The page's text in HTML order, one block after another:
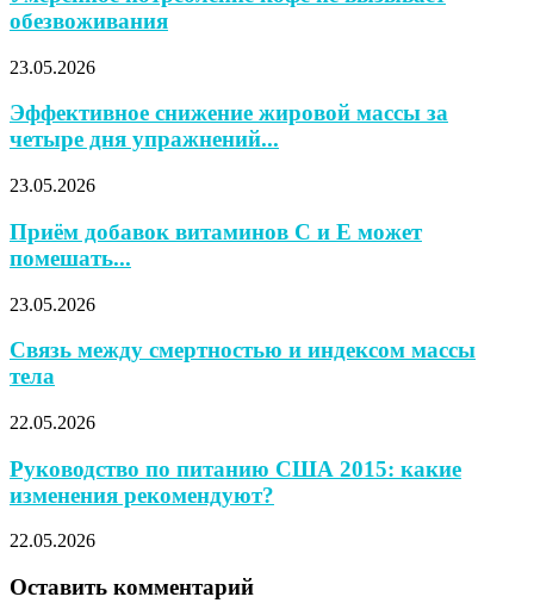
обезвоживания
23.05.2026
Эффективное снижение жировой массы за
четыре дня упражнений...
23.05.2026
Приём добавок витаминов С и Е может
помешать...
23.05.2026
Связь между смертностью и индексом массы
тела
22.05.2026
Руководство по питанию США 2015: какие
изменения рекомендуют?
22.05.2026
Оставить комментарий